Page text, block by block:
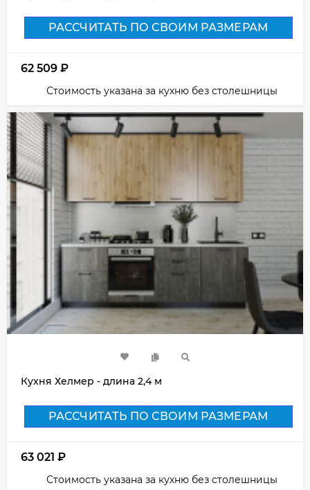
РАССЧИТАТЬ ПО СВОИМ РАЗМЕРАМ
62 509 ₽
Стоимость указана за кухню без столешницы
Кухня Хелмер - длина 2,4 м
РАССЧИТАТЬ ПО СВОИМ РАЗМЕРАМ
63 021 ₽
Стоимость указана за кухню без столешницы